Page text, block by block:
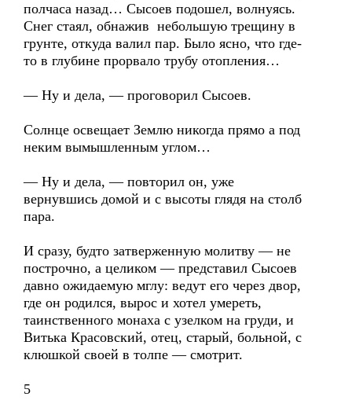
полчаса назад… Сысоев подошел, волнуясь.
Снег стаял, обнажив небольшую трещину в
грунте, откуда валил пар. Было ясно, что где-
то в глубине прорвало трубу отопления…
— Ну и дела, — проговорил Сысоев.
Солнце освещает Землю никогда прямо а под
неким вымышленным углом…
— Ну и дела, — повторил он, уже
вернувшись домой и с высоты глядя на столб
пара.
И сразу, будто затверженную молитву — не
построчно, а целиком — представил Сысоев
давно ожидаемую мглу: ведут его через двор,
где он родился, вырос и хотел умереть,
таинственного монаха с узелком на груди, и
Витька Красовский, отец, старый, больной, с
клюшкой своей в толпе — смотрит.
5